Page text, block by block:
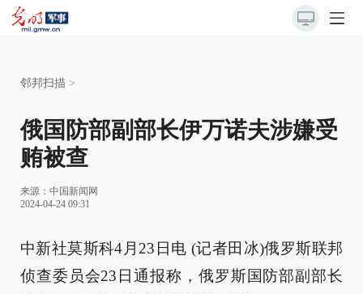
邻邦扫描 >
俄国防部副部长伊万诺夫涉嫌受
贿被查
来源： 中国新闻网
2024-04-24 09:31
中新社莫斯科4月23日电 (记者田冰)俄罗斯联邦
侦查委员会23日通报称，俄罗斯国防部副部长